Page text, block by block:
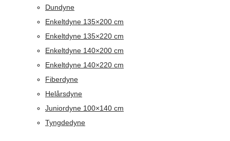
Dundyne
Enkeltdyne 135×200 cm
Enkeltdyne 135×220 cm
Enkeltdyne 140×200 cm
Enkeltdyne 140×220 cm
Fiberdyne
Helårsdyne
Juniordyne 100×140 cm
Tyngdedyne